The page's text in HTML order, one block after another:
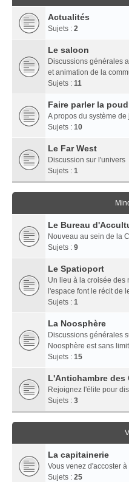
Actualités
Sujets : 2
Le saloon
Discussions générales
et animation de la
Sujets : 11
Faire parler la
A propos du système de
Sujets : 10
Le Far West
Discussion sur l'univers
Sujets : 1
Le Bureau
Nouveau au sein de la
Sujets : 9
Le Spatioport
Un lieu à la croisée des
l'espace font le récit de
Sujets : 1
La Noosphère
Discussions générales
Noosphère est sans
Sujets : 15
L'Antichambre des
Rejoignez l'élite pour
Sujets : 3
La capitainerie
Vous venez d'accoster
Sujets : 25